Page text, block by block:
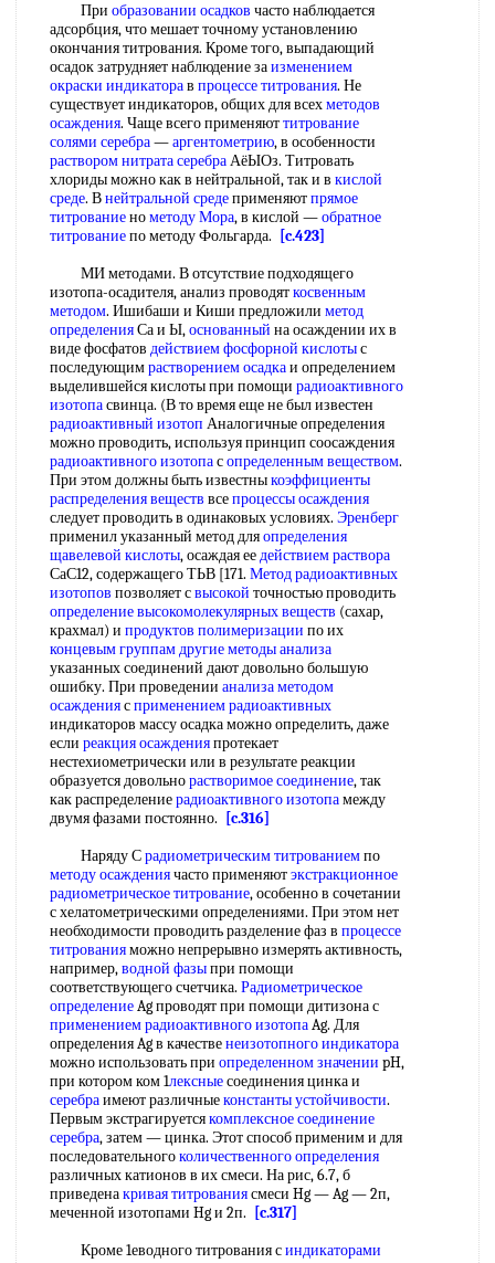
При образовании осадков часто наблюдается
адсорбция, что мешает точному установлению
окончания титрования. Кроме того, выпадающий
осадок затрудняет наблюдение заизменением
окраски индикаторав процессе титрования. Не
существует индикаторов, общих для всехметодов
осаждения. Чаще всего применяюттитрование
солями серебра—аргентометрию, в особенности
раствором нитрата серебраАёЫОз. Титровать
хлориды можно как в нейтральной, так и в кислой
среде. Внейтральной средеприменяютпрямое
титрованиенометоду Мора, в кислой —обратное
титрованиепо методу Фольгарда.
[c.423]
МИ методами. В отсутствие подходящего
изотопа-осадителя, анализ проводяткосвенным
методом. Ишибаши и Киши предложили метод
определенияСа и Ы,основанный на осаждении их в
виде фосфатов действием фосфорной кислотыс
последующимрастворением осадкаи определением
выделившейся кислоты при помощи радиоактивного
изотопасвинца. (В то время еще не был известен
радиоактивный изотоп Аналогичные определения
можно проводить, используя принцип соосаждения
радиоактивного изотопасопределенным веществом.
При этом должны быть известныкоэффициенты
распределения веществ всепроцессы осаждения
следует проводить в одинаковых условиях. Эренберг
применил указанный метод дляопределения
щавелевой кислоты, осаждая еедействием раствора
СаС12, содержащего ТЬВ [171. Метод радиоактивных
изотопов позволяет свысокой точностью проводить
определение высокомолекулярных веществ (сахар,
крахмал) и продуктов полимеризации по их
концевым группамдругие методы анализа
указанных соединений дают довольно большую
ошибку. При проведении анализа методом
осаждениясприменением радиоактивных
индикаторов массу осадка можно определить, даже
если реакция осажденияпротекает
нестехиометрически или в результате реакции
образуется довольнорастворимое соединение, так
как распределениерадиоактивного изотопамежду
двумя фазами постоянно.
[c.316]
Наряду Срадиометрическим титрованиемпо
методу осаждениячасто применяютэкстракционное
радиометрическое титрование, особенно в сочетании
с хелатометрическими определениями. При этом нет
необходимости проводить разделение фаз в процессе
титрованияможно непрерывно измерять активность,
например,водной фазыпри помощи
соответствующего счетчика. Радиометрическое
определениеAg проводят при помощи дитизона с
применением радиоактивного изотопаAg. Для
определения Ag в качественеизотопного индикатора
можно использовать при определенном значении pH,
при котором ком 1лексныесоединения цинка и
серебраимеют различныеконстанты устойчивости.
Первым экстрагируетсякомплексное соединение
серебра, затем — цинка. Этот способ применим и для
последовательногоколичественного определения
различных катионов в их смеси. На рис, 6.7, б
приведенакривая титрованиясмеси Hg — Ag — 2п,
меченной изотопами Hg и 2п.
[c.317]
Кроме 1еводного титрования синдикаторами